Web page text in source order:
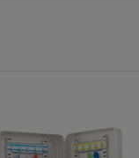
proizveli